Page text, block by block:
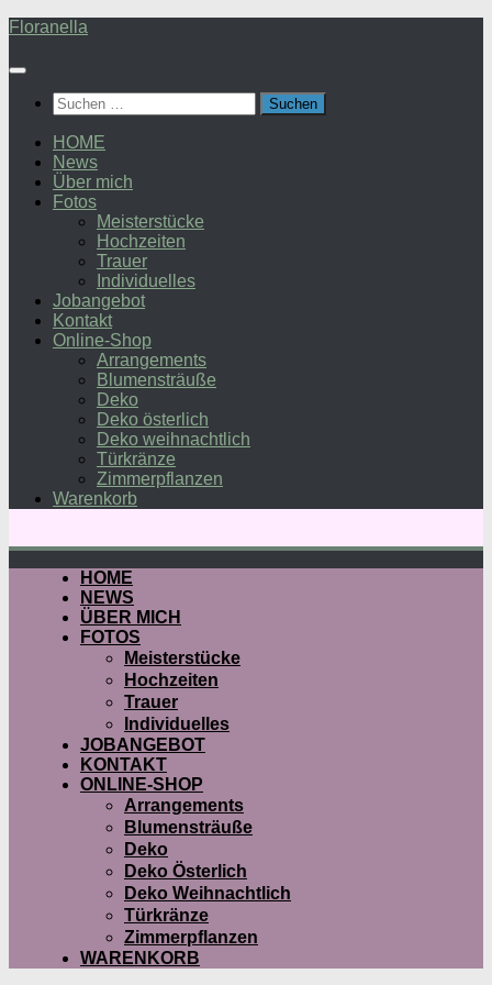
Zum
springen
Floranella
Suchen
nach:
HOME
News
Über mich
Fotos
Meisterstücke
Hochzeiten
Trauer
Individuelles
Jobangebot
Kontakt
Online-Shop
Arrangements
Blumensträuße
Deko
Deko österlich
Deko weihnachtlich
Türkränze
Zimmerpflanzen
Warenkorb
HOME
NEWS
ÜBER MICH
FOTOS
Meisterstücke
Hochzeiten
Trauer
Individuelles
JOBANGEBOT
KONTAKT
ONLINE-SHOP
Arrangements
Blumensträuße
Deko
Deko Österlich
Deko Weihnachtlich
Türkränze
Zimmerpflanzen
WARENKORB